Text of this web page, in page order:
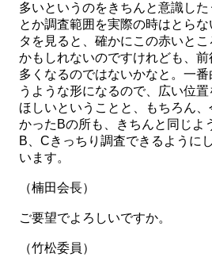
多いというのをきちんと意識し
とか調査範囲を実際の時はとら
タを見ると、確かにこの赤いと
かもしれないのですけれども、
多くなるのではないかなと。一
うような形になるので、広い位
ほしいということと、もちろん
かったBの所も、きちんと同じよ
B、Cきっちり調査できるように
います。
（楠田会長）
ご要望でよろしいですか。
（竹松委員）